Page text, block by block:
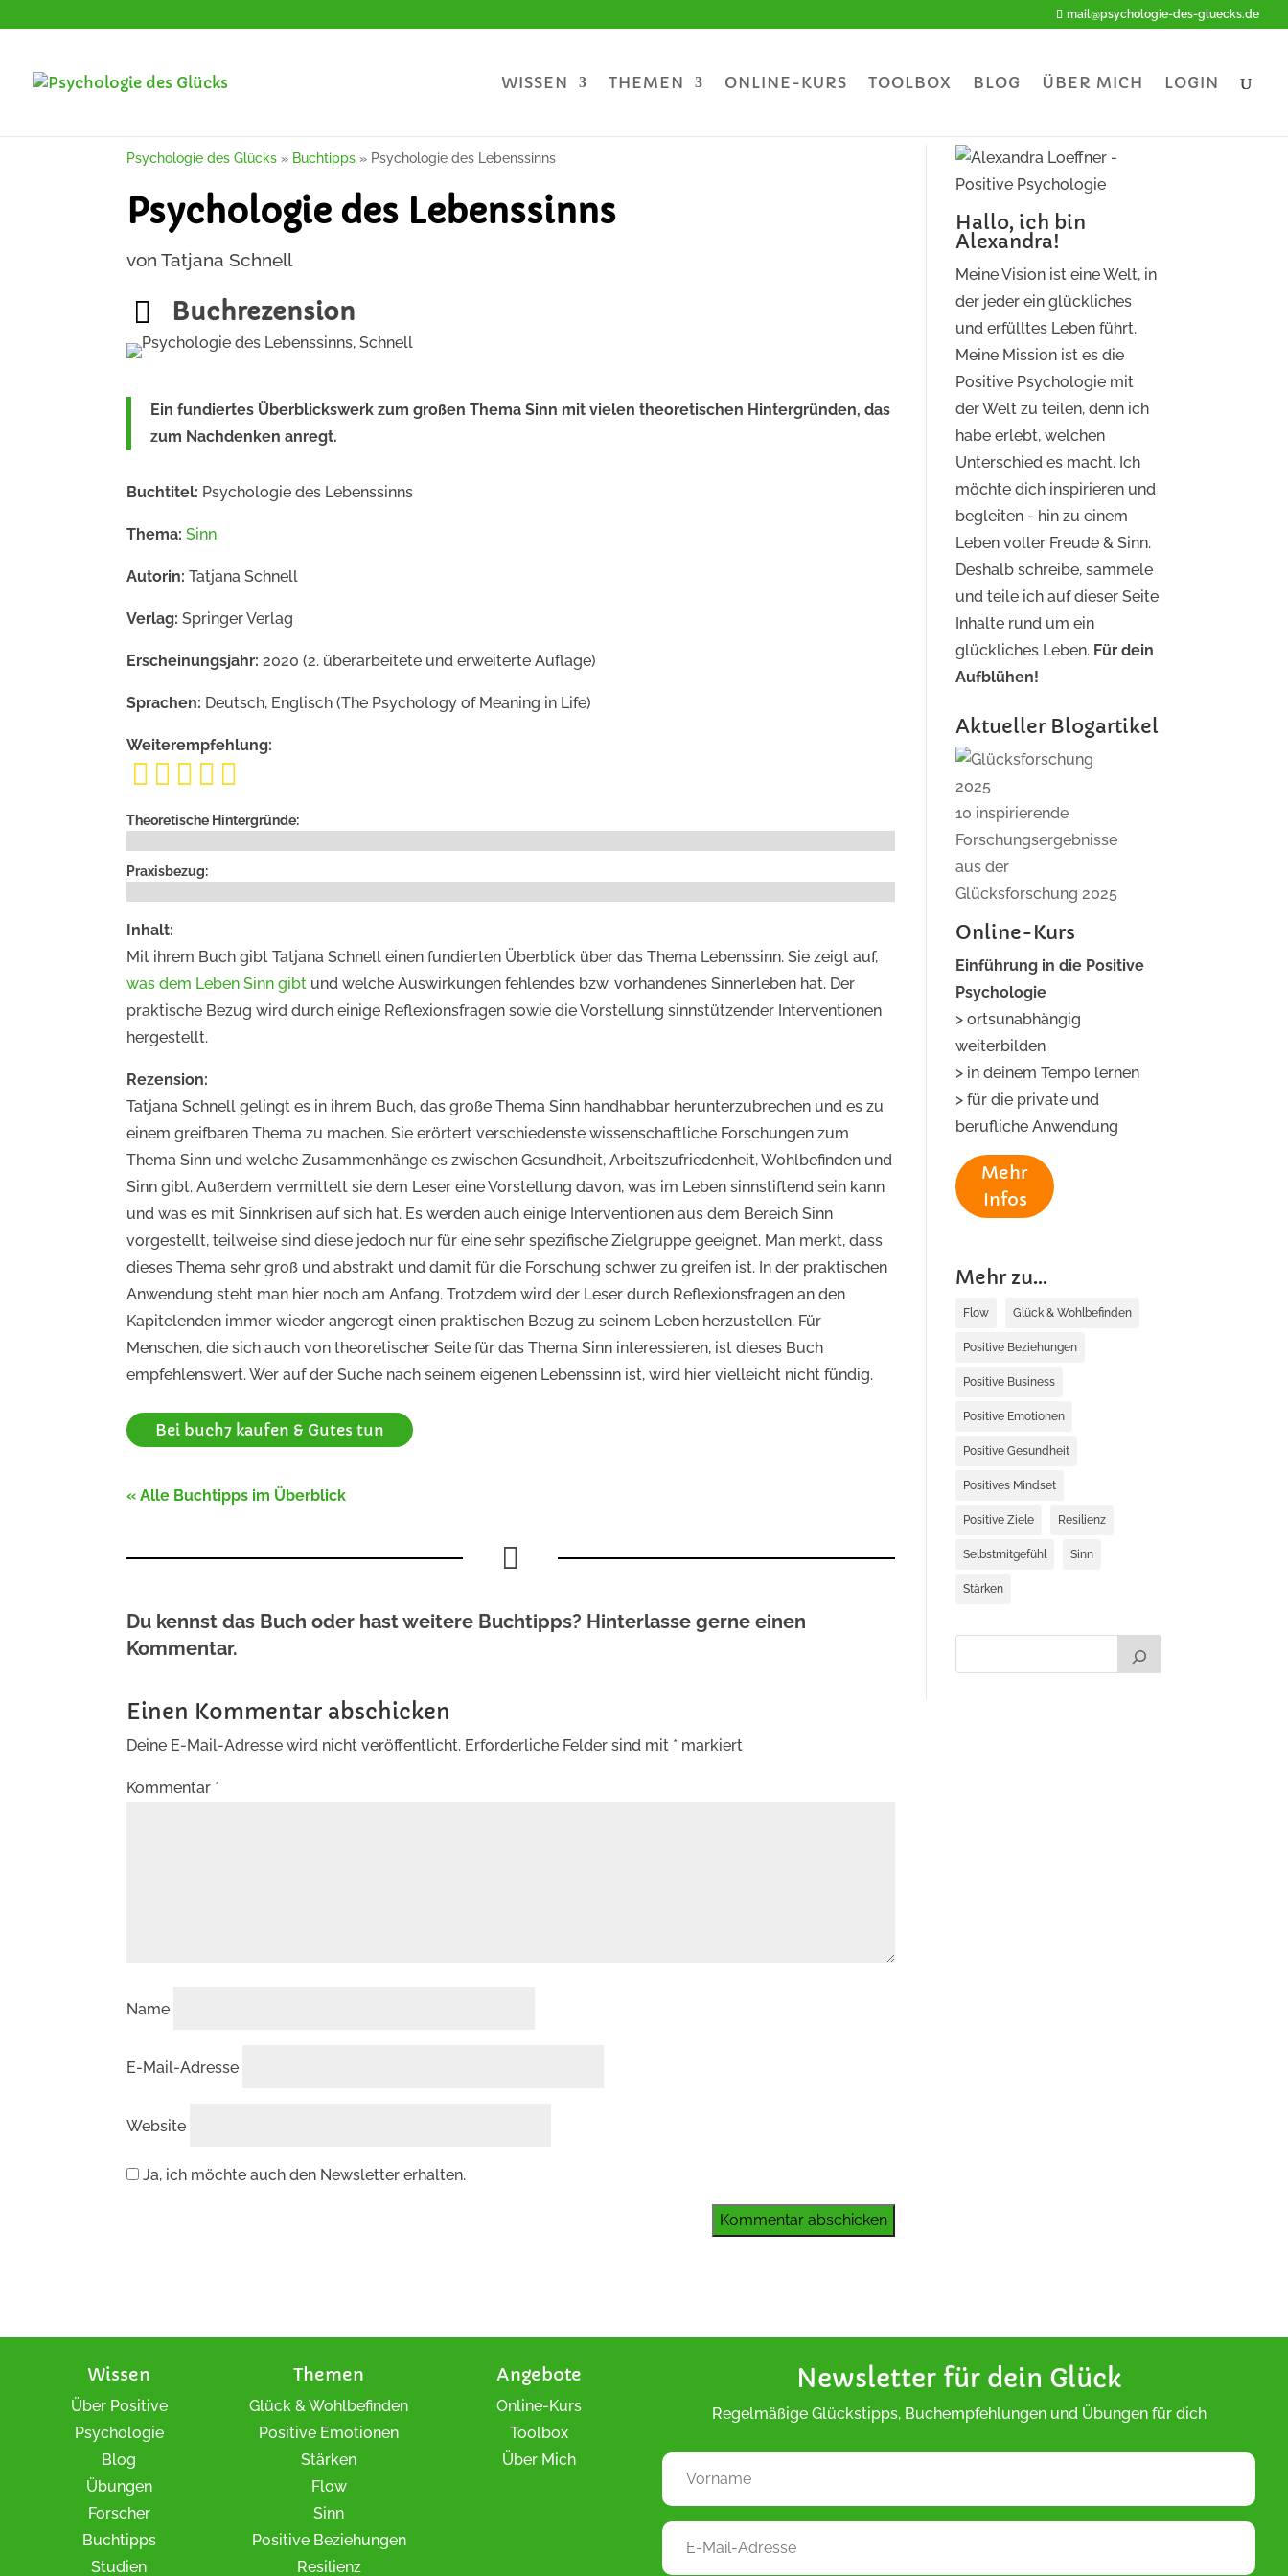
mail@psychologie-des-gluecks.de
WISSEN THEMEN ONLINE-KURS TOOLBOX BLOG ÜBER MICH LOGIN
Psychologie des Glücks » Buchtipps » Psychologie des Lebenssinns
Psychologie des Lebenssinns
von Tatjana Schnell
Buchrezension
Ein fundiertes Überblickswerk zum großen Thema Sinn mit vielen theoretischen Hintergründen, das
zum Nachdenken anregt.
Buchtitel: Psychologie des Lebenssinns
Thema: Sinn
Autorin: Tatjana Schnell
Verlag: Springer Verlag
Erscheinungsjahr: 2020 (2. überarbeitete und erweiterte Auflage)
Sprachen: Deutsch, Englisch (The Psychology of Meaning in Life)
Weiterempfehlung:
    
Theoretische Hintergründe:
Praxisbezug:
Inhalt:
Mit ihrem Buch gibt Tatjana Schnell einen fundierten Überblick über das Thema Lebenssinn. Sie zeigt auf,
was dem Leben Sinn gibt und welche Auswirkungen fehlendes bzw. vorhandenes Sinnerleben hat. Der
praktische Bezug wird durch einige Reflexionsfragen sowie die Vorstellung sinnstützender Interventionen
hergestellt.
Rezension:
Tatjana Schnell gelingt es in ihrem Buch, das große Thema Sinn handhabbar herunterzubrechen und es zu
einem greifbaren Thema zu machen. Sie erörtert verschiedenste wissenschaftliche Forschungen zum
Thema Sinn und welche Zusammenhänge es zwischen Gesundheit, Arbeitszufriedenheit, Wohlbefinden und
Sinn gibt. Außerdem vermittelt sie dem Leser eine Vorstellung davon, was im Leben sinnstiftend sein kann
und was es mit Sinnkrisen auf sich hat. Es werden auch einige Interventionen aus dem Bereich Sinn
vorgestellt, teilweise sind diese jedoch nur für eine sehr spezifische Zielgruppe geeignet. Man merkt, dass
dieses Thema sehr groß und abstrakt und damit für die Forschung schwer zu greifen ist. In der praktischen
Anwendung steht man hier noch am Anfang. Trotzdem wird der Leser durch Reflexionsfragen an den
Kapitelenden immer wieder angeregt einen praktischen Bezug zu seinem Leben herzustellen. Für
Menschen, die sich auch von theoretischer Seite für das Thema Sinn interessieren, ist dieses Buch
empfehlenswert. Wer auf der Suche nach seinem eigenen Lebenssinn ist, wird hier vielleicht nicht fündig.
Bei buch7 kaufen & Gutes tun
« Alle Buchtipps im Überblick

Du kennst das Buch oder hast weitere Buchtipps? Hinterlasse gerne einen
Kommentar.
Einen Kommentar abschicken
Deine E-Mail-Adresse wird nicht veröffentlicht. Erforderliche Felder sind mit * markiert
Kommentar *
Name
E-Mail-Adresse
Website
Ja, ich möchte auch den Newsletter erhalten.
Kommentar abschicken
Hallo, ich bin
Alexandra!
Meine Vision ist eine Welt, in
der jeder ein glückliches
und erfülltes Leben führt.
Meine Mission ist es die
Positive Psychologie mit
der Welt zu teilen, denn ich
habe erlebt, welchen
Unterschied es macht. Ich
möchte dich inspirieren und
begleiten - hin zu einem
Leben voller Freude & Sinn.
Deshalb schreibe, sammele
und teile ich auf dieser Seite
Inhalte rund um ein
glückliches Leben. Für dein
Aufblühen!
Aktueller Blogartikel
10 inspirierende
Forschungsergebnisse
aus der
Glücksforschung 2025
Online-Kurs
Einführung in die Positive
Psychologie
> ortsunabhängig
weiterbilden
> in deinem Tempo lernen
> für die private und
berufliche Anwendung
Mehr
Infos
Mehr zu...
Flow Glück & Wohlbefinden
Positive Beziehungen
Positive Business
Positive Emotionen
Positive Gesundheit
Positives Mindset
Positive Ziele Resilienz
Selbstmitgefühl Sinn
Stärken
Wissen
Über Positive
Psychologie
Blog
Übungen
Forscher
Buchtipps
Studien
Themen
Glück & Wohlbefinden
Positive Emotionen
Stärken
Flow
Sinn
Positive Beziehungen
Resilienz
Angebote
Online-Kurs
Toolbox
Über Mich
Newsletter für dein Glück
Regelmäßige Glückstipps, Buchempfehlungen und Übungen für dich